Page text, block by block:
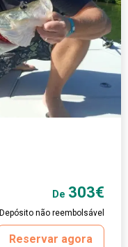
De 303€
Depósito não reembolsável
Reservar agora